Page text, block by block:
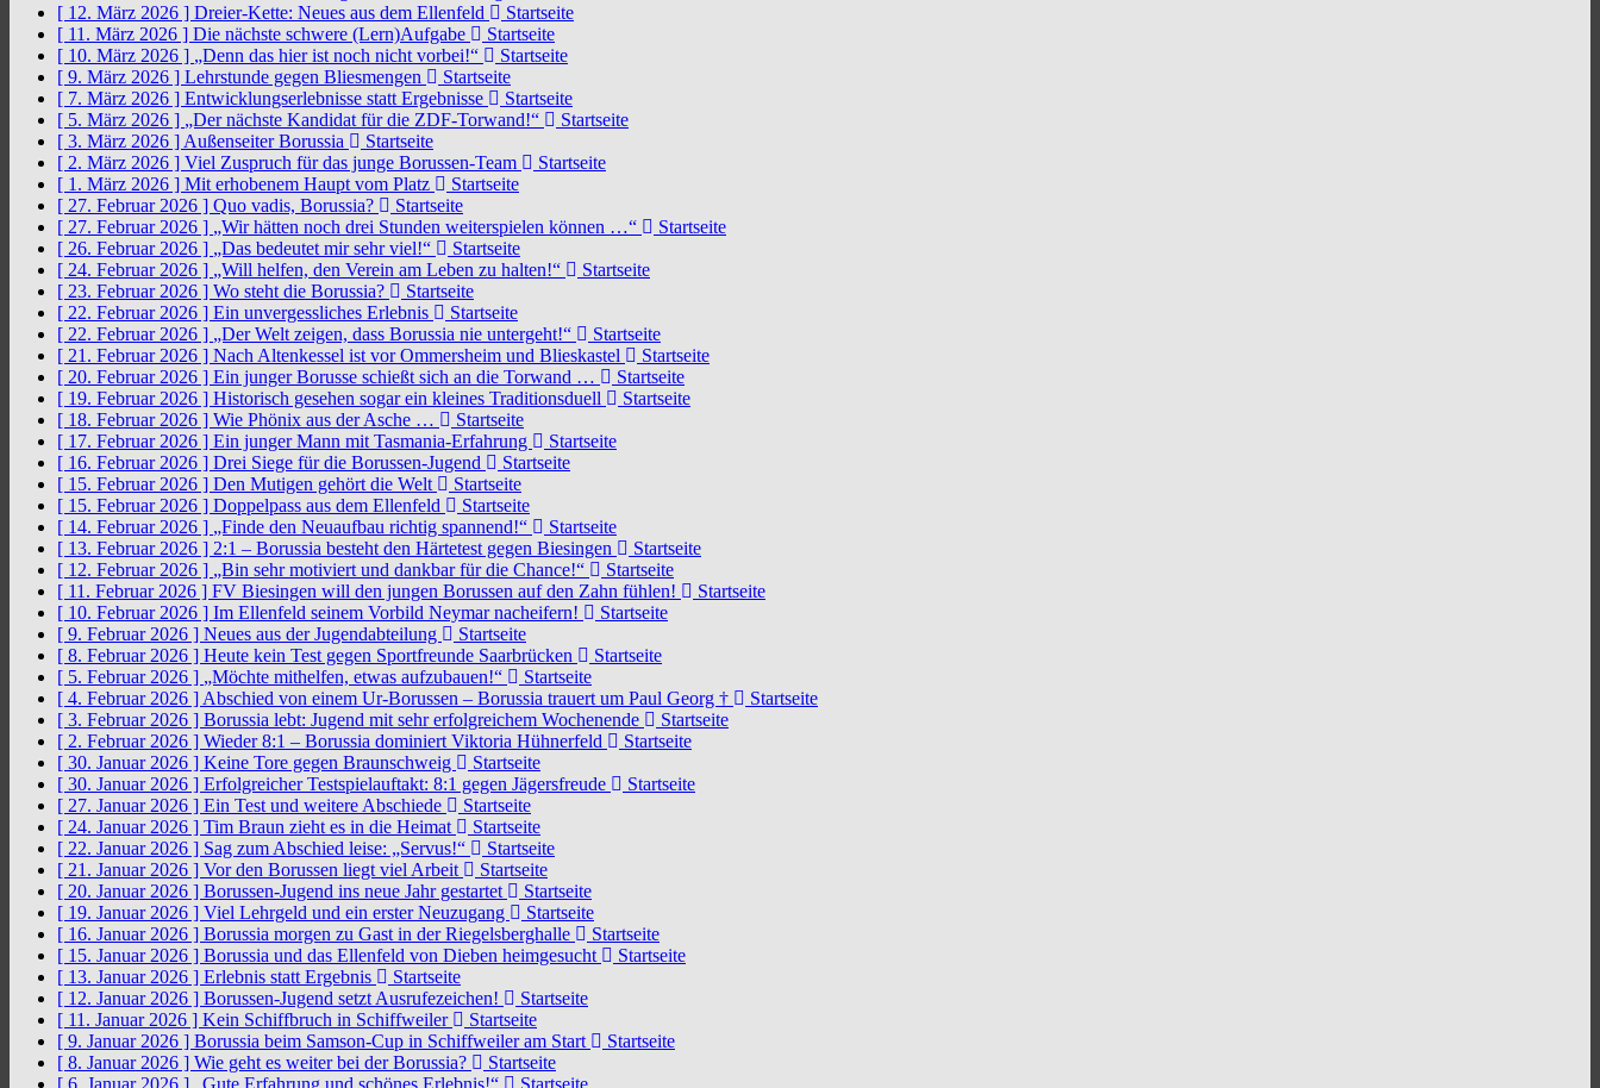
[ 12. März 2026 ] Dreier-Kette: Neues aus dem Ellenfeld
Startseite
[ 11. März 2026 ] Die nächste schwere (Lern)Aufgabe
Startseite
[ 10. März 2026 ] „Denn das hier ist noch nicht vorbei!“
Startseite
[ 9. März 2026 ] Lehrstunde gegen Bliesmengen
Startseite
[ 7. März 2026 ] Entwicklungserlebnisse statt Ergebnisse
Startseite
[ 5. März 2026 ] „Der nächste Kandidat für die ZDF-Torwand!“
Startseite
[ 3. März 2026 ] Außenseiter Borussia
Startseite
[ 2. März 2026 ] Viel Zuspruch für das junge Borussen-Team
Startseite
[ 1. März 2026 ] Mit erhobenem Haupt vom Platz
Startseite
[ 27. Februar 2026 ] Quo vadis, Borussia?
Startseite
[ 27. Februar 2026 ] „Wir hätten noch drei Stunden weiterspielen können …“
Startseite
[ 26. Februar 2026 ] „Das bedeutet mir sehr viel!“
Startseite
[ 24. Februar 2026 ] „Will helfen, den Verein am Leben zu halten!“
Startseite
[ 23. Februar 2026 ] Wo steht die Borussia?
Startseite
[ 22. Februar 2026 ] Ein unvergessliches Erlebnis
Startseite
[ 22. Februar 2026 ] „Der Welt zeigen, dass Borussia nie untergeht!“
Startseite
[ 21. Februar 2026 ] Nach Altenkessel ist vor Ommersheim und Blieskastel
Startseite
[ 20. Februar 2026 ] Ein junger Borusse schießt sich an die Torwand …
Startseite
[ 19. Februar 2026 ] Historisch gesehen sogar ein kleines Traditionsduell
Startseite
[ 18. Februar 2026 ] Wie Phönix aus der Asche …
Startseite
[ 17. Februar 2026 ] Ein junger Mann mit Tasmania-Erfahrung
Startseite
[ 16. Februar 2026 ] Drei Siege für die Borussen-Jugend
Startseite
[ 15. Februar 2026 ] Den Mutigen gehört die Welt
Startseite
[ 15. Februar 2026 ] Doppelpass aus dem Ellenfeld
Startseite
[ 14. Februar 2026 ] „Finde den Neuaufbau richtig spannend!“
Startseite
[ 13. Februar 2026 ] 2:1 – Borussia besteht den Härtetest gegen Biesingen
Startseite
[ 12. Februar 2026 ] „Bin sehr motiviert und dankbar für die Chance!“
Startseite
[ 11. Februar 2026 ] FV Biesingen will den jungen Borussen auf den Zahn fühlen!
Startseite
[ 10. Februar 2026 ] Im Ellenfeld seinem Vorbild Neymar nacheifern!
Startseite
[ 9. Februar 2026 ] Neues aus der Jugendabteilung
Startseite
[ 8. Februar 2026 ] Heute kein Test gegen Sportfreunde Saarbrücken
Startseite
[ 5. Februar 2026 ] „Möchte mithelfen, etwas aufzubauen!“
Startseite
[ 4. Februar 2026 ] Abschied von einem Ur-Borussen – Borussia trauert um Paul Georg †
Startseite
[ 3. Februar 2026 ] Borussia lebt: Jugend mit sehr erfolgreichem Wochenende
Startseite
[ 2. Februar 2026 ] Wieder 8:1 – Borussia dominiert Viktoria Hühnerfeld
Startseite
[ 30. Januar 2026 ] Keine Tore gegen Braunschweig
Startseite
[ 30. Januar 2026 ] Erfolgreicher Testspielauftakt: 8:1 gegen Jägersfreude
Startseite
[ 27. Januar 2026 ] Ein Test und weitere Abschiede
Startseite
[ 24. Januar 2026 ] Tim Braun zieht es in die Heimat
Startseite
[ 22. Januar 2026 ] Sag zum Abschied leise: „Servus!“
Startseite
[ 21. Januar 2026 ] Vor den Borussen liegt viel Arbeit
Startseite
[ 20. Januar 2026 ] Borussen-Jugend ins neue Jahr gestartet
Startseite
[ 19. Januar 2026 ] Viel Lehrgeld und ein erster Neuzugang
Startseite
[ 16. Januar 2026 ] Borussia morgen zu Gast in der Riegelsberghalle
Startseite
[ 15. Januar 2026 ] Borussia und das Ellenfeld von Dieben heimgesucht
Startseite
[ 13. Januar 2026 ] Erlebnis statt Ergebnis
Startseite
[ 12. Januar 2026 ] Borussen-Jugend setzt Ausrufezeichen!
Startseite
[ 11. Januar 2026 ] Kein Schiffbruch in Schiffweiler
Startseite
[ 9. Januar 2026 ] Borussia beim Samson-Cup in Schiffweiler am Start
Startseite
[ 8. Januar 2026 ] Wie geht es weiter bei der Borussia?
Startseite
[ 6. Januar 2026 ]
„Gute Erfahrung und schönes Erlebnis!“ Startseite